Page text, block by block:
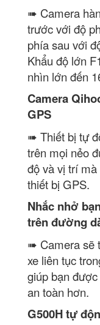
➠ Camera
trước với độ
phía sau với
Khẩu độ lớn
nhìn lớn đến
Camera
GPS
➠ Thiết bị tự
trên mọi nẻo
độ và vị trí
thiết bị GPS.
Nhắc nhở
trên đường
➠ Camera sẽ
xe liên tục
giúp bạn
an toàn hơn.
G500H tự